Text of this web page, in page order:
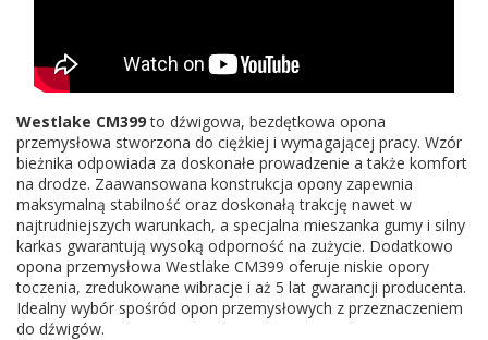
Westlake CM399to dźwigowa, bezdętkowa opona
przemysłowa stworzona do ciężkiej i wymagającej pracy. Wzór
bieżnika odpowiada za doskonałe prowadzenie a także komfort
na drodze. Zaawansowana konstrukcja opony zapewnia
maksymalną stabilność oraz doskonałą trakcję nawet w
najtrudniejszych warunkach, a specjalna mieszanka gumy i silny
karkas gwarantują wysoką odporność na zużycie. Dodatkowo
opona przemysłowa Westlake CM399 oferuje niskie opory
toczenia, zredukowane wibracje i aż 5 lat gwarancji producenta.
Idealny wybór spośród opon przemysłowych z przeznaczeniem
do dźwigów.